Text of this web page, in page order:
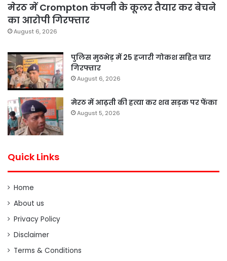
मेरठ में Crompton कंपनी के कूलर तैयार कर बेचने
का आरोपी गिरफ्तार
August 6, 2026
पुलिस मुठभेड़ में 25 हजारी गोकश सहित चार
गिरफ्तार
August 6, 2026
मेरठ में आढ़ती की हत्या कर शव सड़क पर फेंका
August 5, 2026
Quick Links
Home
About us
Privacy Policy
Disclaimer
Terms & Conditions